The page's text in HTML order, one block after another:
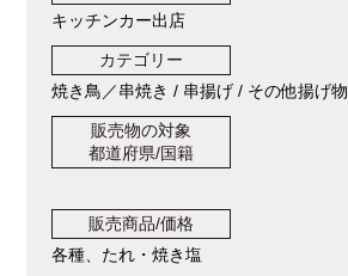
キッチンカー出店
カテゴリー
焼き鳥／串焼き / 串揚げ / その他揚げ物
販売物の対象
都道府県/国籍
販売商品/価格
各種、たれ・焼き塩